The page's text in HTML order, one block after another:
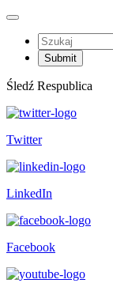
Śledź Respublica
Twitter
LinkedIn
Facebook